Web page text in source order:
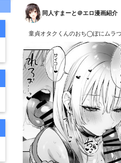
同人すまーと＠エロ漫画紹介
童貞オタクくんのおち◯ぽにムラ